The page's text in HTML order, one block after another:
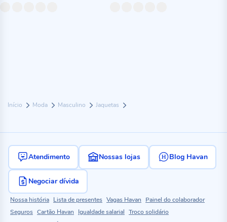
Início Moda Masculino Jaquetas
Atendimento Nossas lojas Blog Havan
Negociar dívida
Nossa história Lista de presentes Vagas Havan
Painel do colaborador
Seguros Cartão Havan Igualdade salarial Troco solidário